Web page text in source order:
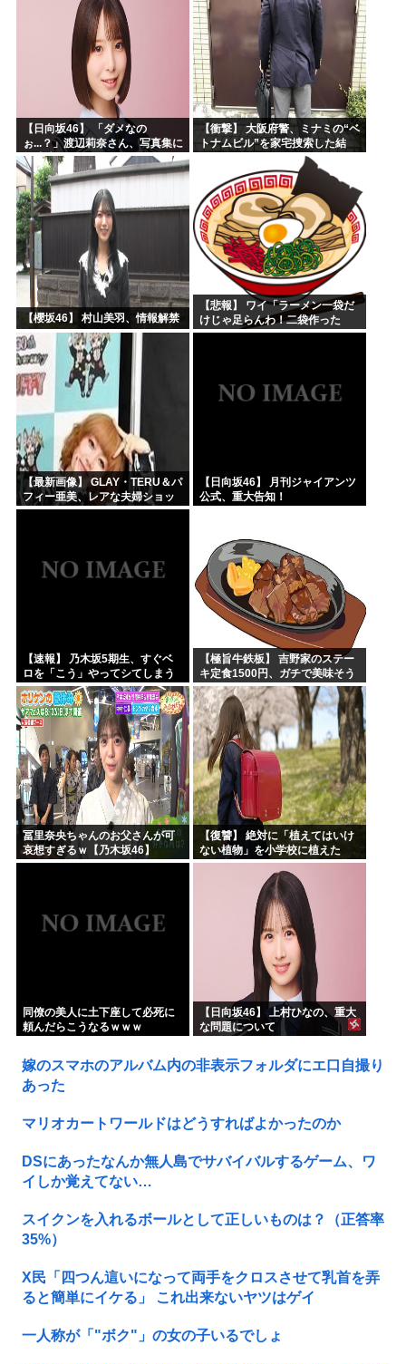
【日向坂46】 「ダメなの
ぉ...？」渡辺莉奈さん、写真集に
興味津々
【衝撃】 大阪府警、ミナミの“ベ
トナムビル”を家宅捜索した結
【櫻坂46】 村山美羽、情報解禁
【悲報】 ワイ「ラーメン一袋だ
けじゃ足らんわ！二袋作った
ろ！」→結果ｗｗｗ
【最新画像】 GLAY・TERU＆パ
フィー亜美、レアな夫婦ショッ
トを公開してしまう！
【日向坂46】 月刊ジャイアンツ
公式、重大告知！
【速報】 乃木坂5期生、すぐベ
ロを「こう」やってシてしまう
ｗｗｗｗｗｗ
【極旨牛鉄板】 吉野家のステー
キ定食1500円、ガチで美味そう
ｗｗｗ
冨里奈央ちゃんのお父さんが可
哀想すぎるｗ【乃木坂46】
【復讐】 絶対に「植えてはいけ
ない植物」を小学校に植えた
→20年経って見に行くと…
「！？」衝撃の光景が・・・
同僚の美人に土下座して必死に
頼んだらこうなるｗｗｗ
【日向坂46】 上村ひなの、重大
な問題について
嫁のスマホのアルバム内の非表示フォルダにエ口自撮り
あった
マリオカートワールドはどうすればよかったのか
DSにあったなんか無人島でサバイバルするゲーム、ワ
イしか覚えてない…
スイクンを入れるボールとして正しいものは？（正答率
35%）
X民「四つん這いになって両手をクロスさせて乳首を弄
ると簡単にイケる」 これ出来ないヤツはゲイ
一人称が「"ボク"」の女の子いるでしょ